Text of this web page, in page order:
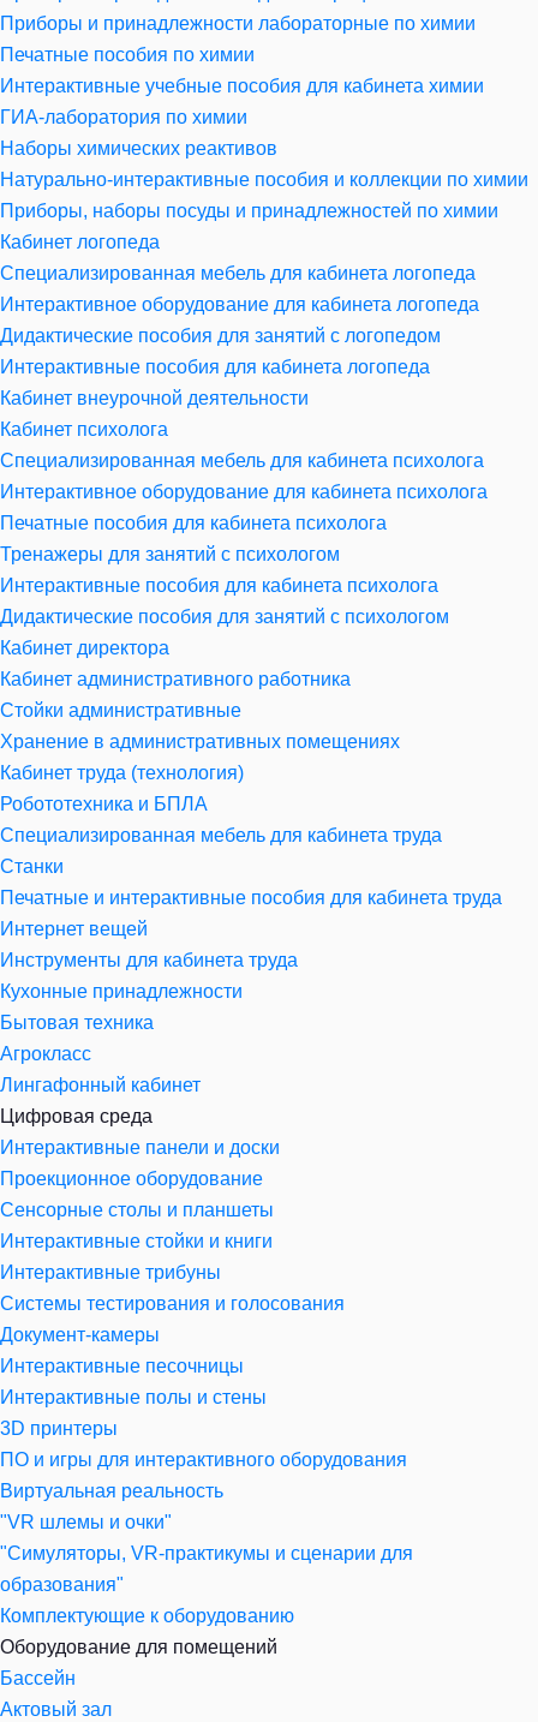
Приборы и принадлежности лабораторные по химии
Печатные пособия по химии
Интерактивные учебные пособия для кабинета химии
ГИА-лаборатория по химии
Наборы химических реактивов
Натурально-интерактивные пособия и коллекции по химии
Приборы, наборы посуды и принадлежностей по химии
Кабинет логопеда
Специализированная мебель для кабинета логопеда
Интерактивное оборудование для кабинета логопеда
Дидактические пособия для занятий с логопедом
Интерактивные пособия для кабинета логопеда
Кабинет внеурочной деятельности
Кабинет психолога
Специализированная мебель для кабинета психолога
Интерактивное оборудование для кабинета психолога
Печатные пособия для кабинета психолога
Тренажеры для занятий с психологом
Интерактивные пособия для кабинета психолога
Дидактические пособия для занятий с психологом
Кабинет директора
Кабинет административного работника
Стойки административные
Хранение в административных помещениях
Кабинет труда (технология)
Робототехника и БПЛА
Специализированная мебель для кабинета труда
Станки
Печатные и интерактивные пособия для кабинета труда
Интернет вещей
Инструменты для кабинета труда
Кухонные принадлежности
Бытовая техника
Агрокласс
Лингафонный кабинет
Цифровая среда
Интерактивные панели и доски
Проекционное оборудование
Сенсорные столы и планшеты
Интерактивные стойки и книги
Интерактивные трибуны
Системы тестирования и голосования
Документ-камеры
Интерактивные песочницы
Интерактивные полы и стены
3D принтеры
ПО и игры для интерактивного оборудования
Виртуальная реальность
"VR шлемы и очки"
"Симуляторы, VR-практикумы и сценарии для
образования"
Комплектующие к оборудованию
Оборудование для помещений
Бассейн
Актовый зал